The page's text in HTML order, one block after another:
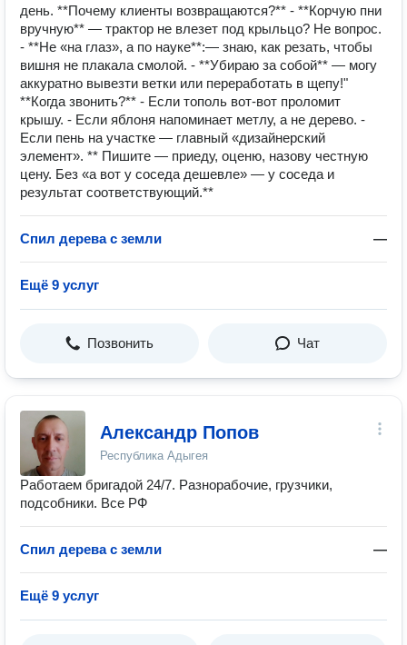
день. **Почему клиенты возвращаются?** - **Корчую пни
вручную** — трактор не влезет под крыльцо? Не вопрос.
- **Не «на глаз», а по науке**:— знаю, как резать, чтобы
вишня не плакала смолой. - **Убираю за собой** — могу
аккуратно вывезти ветки или переработать в щепу!"
**Когда звонить?** - Если тополь вот-вот проломит
крышу. - Если яблоня напоминает метлу, а не дерево. -
Если пень на участке — главный «дизайнерский
элемент». ** Пишите — приеду, оценю, назову честную
цену. Без «а вот у соседа дешевле» — у соседа и
результат соответствующий.**
Спил дерева с земли —
Ещё 9 услуг
Позвонить Чат
Александр Попов
Республика Адыгея
Работаем бригадой 24/7. Разнорабочие, грузчики,
подсобники. Все РФ
Спил дерева с земли —
Ещё 9 услуг